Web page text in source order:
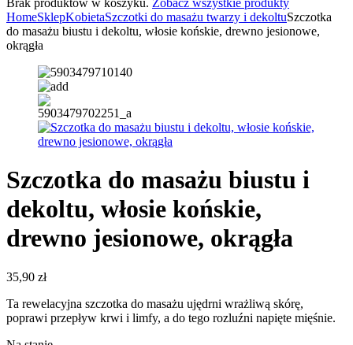
HomeSklepKobietaSzczotki do masażu twarzy i dekoltuSzczotka
do masażu biustu i dekoltu, włosie końskie, drewno jesionowe,
okrągła
Szczotka do masażu biustu i
dekoltu, włosie końskie,
drewno jesionowe, okrągła
35,90 zł
Ta rewelacyjna szczotka do masażu ujędrni wrażliwą skórę,
poprawi przepływ krwi i limfy, a do tego rozluźni napięte mięśnie.